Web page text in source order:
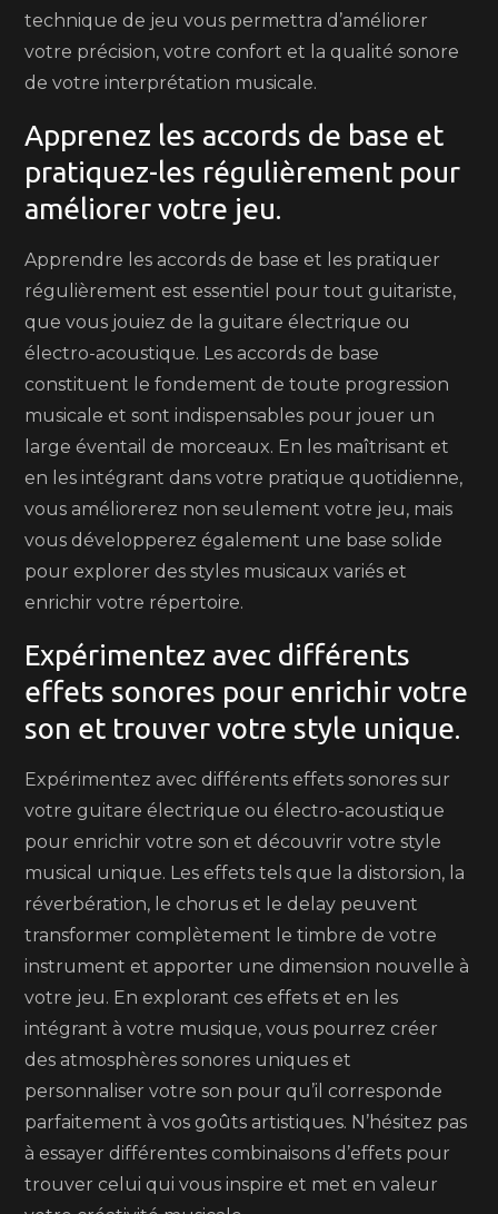
technique de jeu vous permettra d’améliorer
votre précision, votre confort et la qualité sonore
de votre interprétation musicale.
Apprenez les accords de base et
pratiquez-les régulièrement pour
améliorer votre jeu.
Apprendre les accords de base et les pratiquer
régulièrement est essentiel pour tout guitariste,
que vous jouiez de la guitare électrique ou
électro-acoustique. Les accords de base
constituent le fondement de toute progression
musicale et sont indispensables pour jouer un
large éventail de morceaux. En les maîtrisant et
en les intégrant dans votre pratique quotidienne,
vous améliorerez non seulement votre jeu, mais
vous développerez également une base solide
pour explorer des styles musicaux variés et
enrichir votre répertoire.
Expérimentez avec différents
effets sonores pour enrichir votre
son et trouver votre style unique.
Expérimentez avec différents effets sonores sur
votre guitare électrique ou électro-acoustique
pour enrichir votre son et découvrir votre style
musical unique. Les effets tels que la distorsion, la
réverbération, le chorus et le delay peuvent
transformer complètement le timbre de votre
instrument et apporter une dimension nouvelle à
votre jeu. En explorant ces effets et en les
intégrant à votre musique, vous pourrez créer
des atmosphères sonores uniques et
personnaliser votre son pour qu’il corresponde
parfaitement à vos goûts artistiques. N’hésitez pas
à essayer différentes combinaisons d’effets pour
trouver celui qui vous inspire et met en valeur